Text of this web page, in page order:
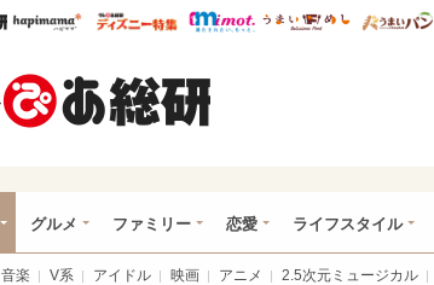
ウレぴあ総研ハピママ* ウレぴあ総研 ディズニー特集
mimot. うまいめし
グルメ ファミリー 恋愛 ライフスタイル
音楽 V系 アイドル 映画 アニメ 2.5次元ミュージカル